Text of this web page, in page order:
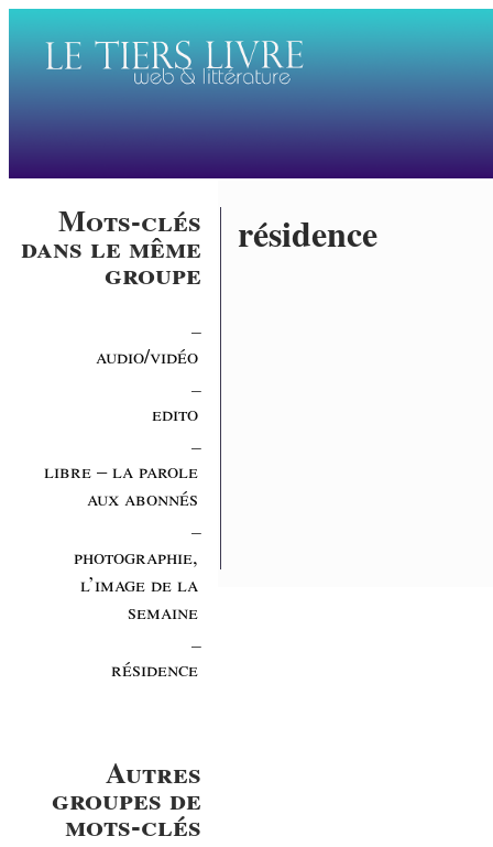
Mots-clés
dans le même
groupe
audio/vidéo
edito
libre – la parole
aux abonnés
photographie,
l’image de la
semaine
résidence
Autres
groupes de
mots-clés
résidence